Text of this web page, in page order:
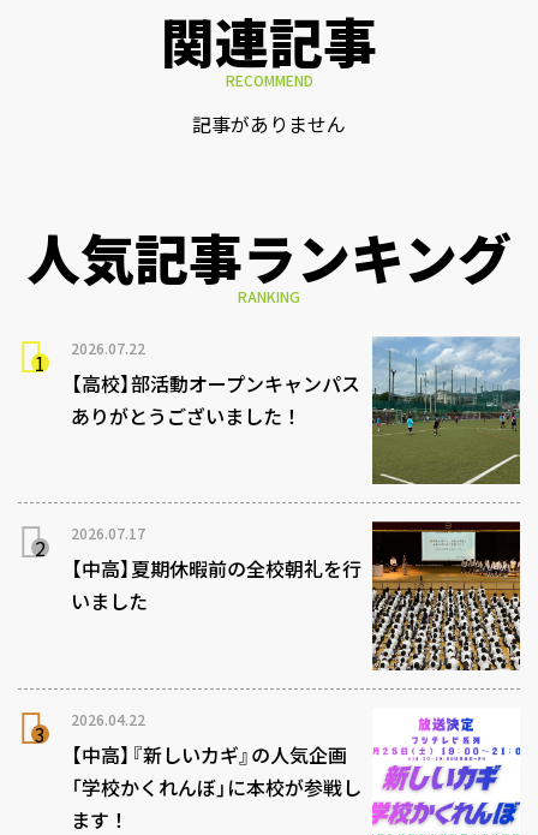
関連記事
RECOMMEND
記事がありません
人気記事ランキング
RANKING
2026.07.22
【高校】部活動オープンキャンパス
ありがとうございました！
2026.07.17
【中高】夏期休暇前の全校朝礼を行
いました
2026.04.22
【中高】『新しいカギ』の人気企画
「学校かくれんぼ」に本校が参戦し
ます！